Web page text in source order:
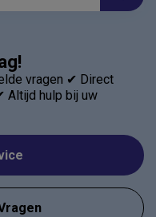
vragen ✔ Direct
Altijd hulp bij uw